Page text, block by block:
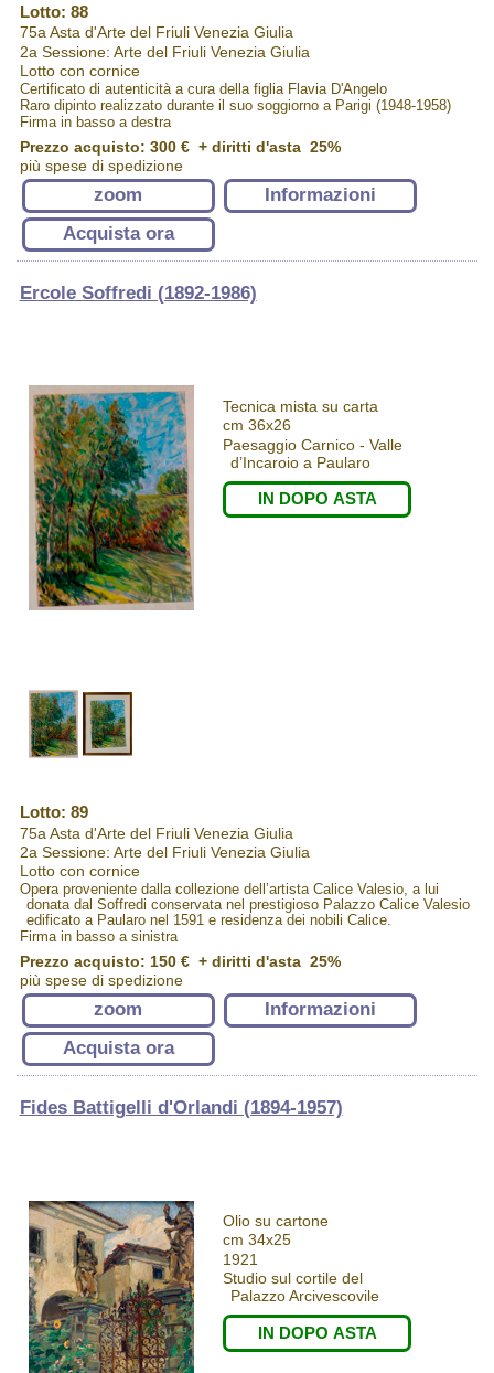
Lotto: 88
75a Asta d'Arte del Friuli Venezia Giulia
2a Sessione: Arte del Friuli Venezia Giulia
Lotto con cornice
Certificato di autenticità a cura della figlia Flavia D'Angelo
Raro dipinto realizzato durante il suo soggiorno a Parigi (1948-1958)
Firma in basso a destra
Prezzo acquisto: 300 €+ diritti d'asta 25%
più spese di spedizione
zoom
Informazioni
Acquista ora
Ercole Soffredi (1892-1986)
Tecnica mista su carta
cm 36x26
Paesaggio Carnico - Valle
d’Incaroio a Paularo
IN DOPO ASTA
Lotto: 89
75a Asta d'Arte del Friuli Venezia Giulia
2a Sessione: Arte del Friuli Venezia Giulia
Lotto con cornice
Opera proveniente dalla collezione dell’artista Calice Valesio, a lui
donata dal Soffredi conservata nel prestigioso Palazzo Calice Valesio
edificato a Paularo nel 1591 e residenza dei nobili Calice.
Firma in basso a sinistra
Prezzo acquisto: 150 €+ diritti d'asta 25%
più spese di spedizione
zoom
Informazioni
Acquista ora
Fides Battigelli d'Orlandi (1894-1957)
Olio su cartone
cm 34x25
1921
Studio sul cortile del
Palazzo Arcivescovile
IN DOPO ASTA